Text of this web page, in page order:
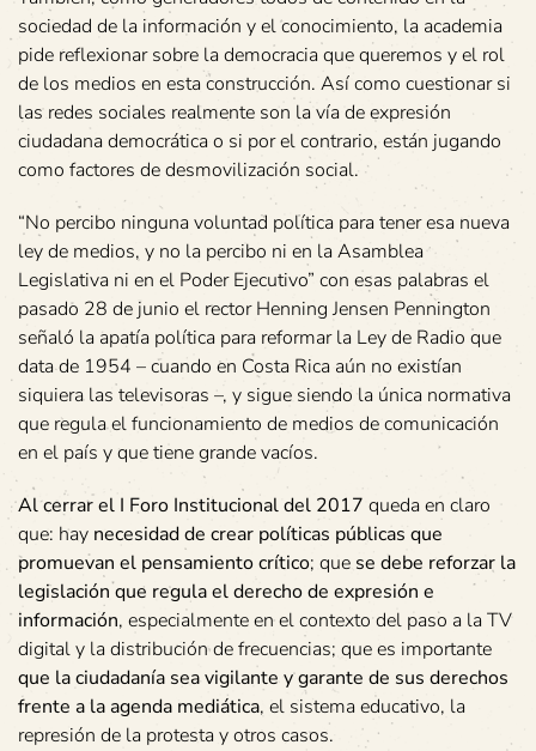
sociedad de la información y el conocimiento, la academia
pide reflexionar sobre la democracia que queremos y el rol
de los medios en esta construcción. Así como cuestionar si
las redes sociales realmente son la vía de expresión
ciudadana democrática o si por el contrario, están jugando
como factores de desmovilización social.
“No percibo ninguna voluntad política para tener esa nueva
ley de medios, y no la percibo ni en la Asamblea
Legislativa ni en el Poder Ejecutivo” con esas palabras el
pasado 28 de junio el rector Henning Jensen Pennington
señaló la apatía política para reformar la Ley de Radio que
data de 1954 – cuando en Costa Rica aún no existían
siquiera las televisoras –, y sigue siendo la única normativa
que regula el funcionamiento de medios de comunicación
en el país y que tiene grande vacíos.
Al cerrar el I Foro Institucional del 2017 queda en claro
que: hay necesidad de crear políticas públicas que
promuevan el pensamiento crítico; que se debe reforzar la
legislación que regula el derecho de expresión e
información, especialmente en el contexto del paso a la TV
digital y la distribución de frecuencias; que es importante
que la ciudadanía sea vigilante y garante de sus derechos
frente a la agenda mediática, el sistema educativo, la
represión de la protesta y otros casos.